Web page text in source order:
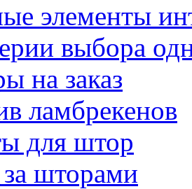
элементы
выбора
на заказ
ламбрекенов
для штор
шторами